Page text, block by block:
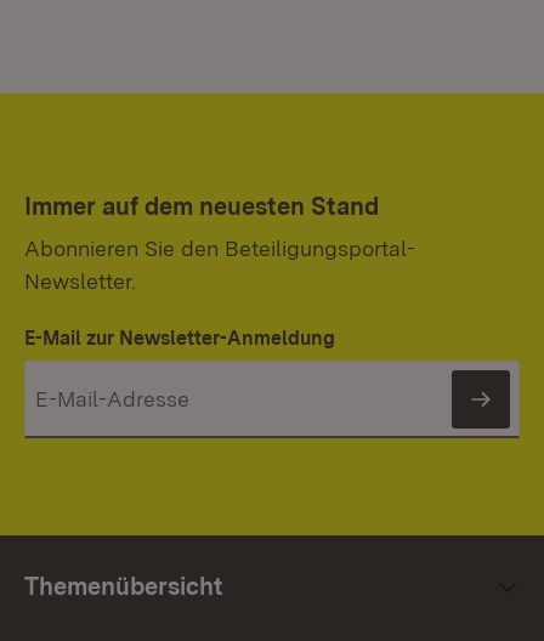
Immer auf dem neuesten Stand
Abonnieren Sie den Beteiligungsportal-
Newsletter.
E-Mail zur Newsletter-Anmeldung
Themenübersicht